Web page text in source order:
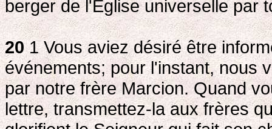
berger de l'Église universelle par
201 Vous aviez désiré être
événements; pour l'instant, nous
par notre frère Marcion. Quand
lettre, transmettez-la aux frères